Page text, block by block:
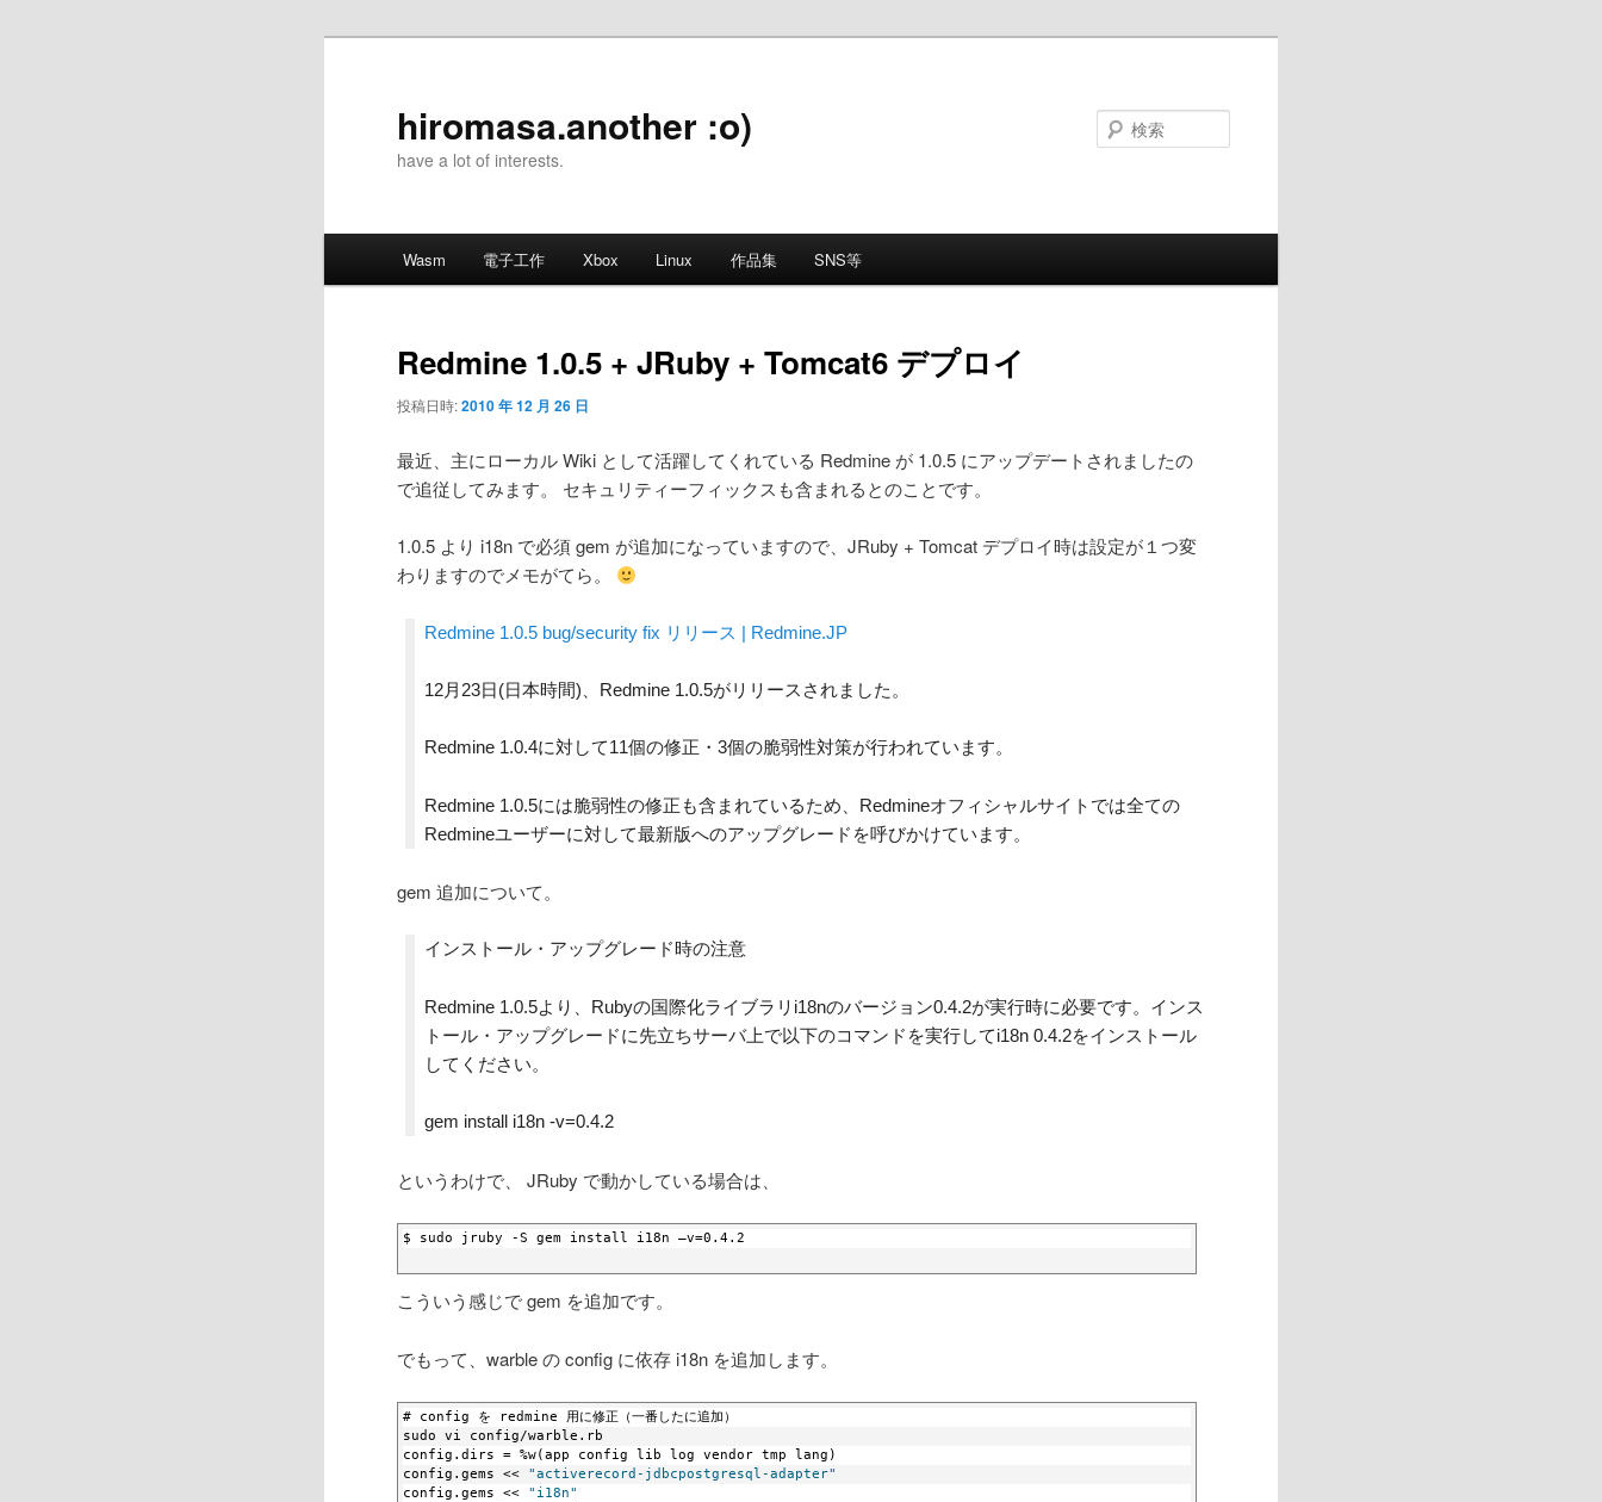
hiromasa.another :o)
have a lot of interests.
Wasm 電子工作 Xbox Linux 作品集 SNS等
Redmine 1.0.5 + JRuby + Tomcat6 デプロイ
投稿日時:2010 年 12 月 26 日
最近、主にローカル Wiki として活躍してくれている Redmine が 1.0.5 にアップデートされましたの
で追従してみます。 セキュリティーフィックスも含まれるとのことです。
1.0.5 より i18n で必須 gem が追加になっていますので、JRuby + Tomcat デプロイ時は設定が１つ変
わりますのでメモがてら。
Redmine 1.0.5 bug/security fix リリース | Redmine.JP
12月23日(日本時間)、Redmine 1.0.5がリリースされました。
Redmine 1.0.4に対して11個の修正・3個の脆弱性対策が行われています。
Redmine 1.0.5には脆弱性の修正も含まれているため、Redmineオフィシャルサイトでは全ての
Redmineユーザーに対して最新版へのアップグレードを呼びかけています。
gem 追加について。
インストール・アップグレード時の注意
Redmine 1.0.5より、Rubyの国際化ライブラリi18nのバージョン0.4.2が実行時に必要です。インス
トール・アップグレードに先立ちサーバ上で以下のコマンドを実行してi18n 0.4.2をインストール
してください。
gem install i18n -v=0.4.2
というわけで、 JRuby で動かしている場合は、
$ sudo jruby -S gem install i18n –v=0.4.2
こういう感じで gem を追加です。
でもって、warble の config に依存 i18n を追加します。
# config を redmine 用に修正（一番したに追加）
sudo vi config/warble.rb
config.dirs = %w(app config lib log vendor tmp lang)
config.gems << "activerecord-jdbcpostgresql-adapter"
config.gems << "i18n"